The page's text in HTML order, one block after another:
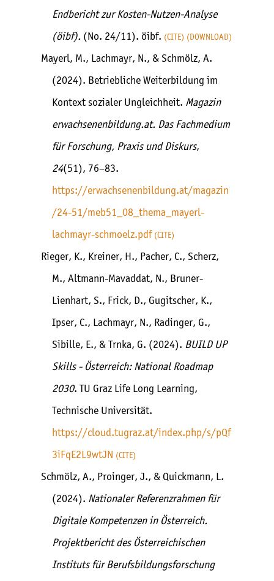
Endbericht zur Kosten-Nutzen-Analyse
(öibf).(No. 24/11). öibf. CITE DOWNLOAD
Mayerl, M., Lachmayr, N., & Schmölz, A.
(2024). Betriebliche Weiterbildung im
Kontext sozialer Ungleichheit. Magazin
erwachsenenbildung.at. Das Fachmedium
für Forschung, Praxis und Diskurs,
24(51), 76–83.
https://erwachsenenbildung.at/magazin
/24-51/meb51_08_thema_mayerl-
lachmayr-schmoelz.pdf
CITE
Rieger, K., Kreiner, H., Pacher, C., Scherz,
M., Altmann-Mavaddat, N., Bruner-
Lienhart, S., Frick, D., Gugitscher, K.,
Ipser, C., Lachmayr, N., Radinger, G.,
Sibille, E., & Trnka, G. (2024). BUILD UP
Skills - Österreich: National Roadmap
2030. TU Graz Life Long Learning,
Technische Universität.
https://cloud.tugraz.at/index.php/s/pQf
3iFqE2L9wtJN
CITE
Schmölz, A., Proinger, J., & Quickmann, L.
(2024). Nationaler Referenzrahmen für
Digitale Kompetenzen in Österreich.
Projektbericht des Österreichischen
Instituts für Berufsbildungsforschung